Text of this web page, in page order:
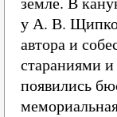
у А. В.
автора и
стараниями
появились